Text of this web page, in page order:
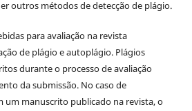
outros métodos de detecção de plágio.
para avaliação na revista
de plágio e autoplágio. Plágios
durante o processo de avaliação
da submissão. No caso de
um manuscrito publicado na revista, o